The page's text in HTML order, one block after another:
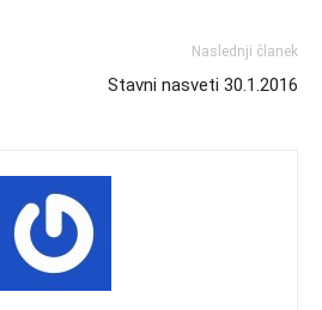
Naslednji članek
Stavni nasveti 30.1.2016